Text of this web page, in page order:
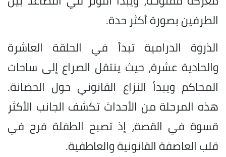
الطرفين بصورة أكثر حدة.
الذروة الدرامية تبدأ في الحلقة العاشرة
والحادية عشرة، حيث ينتقل الصراع إلى ساحات
المحاكم ويبدأ النزاع القانوني حول الحضانة.
هذه المرحلة من الأحداث تكشف الجانب الأكثر
قسوة في القصة، إذ تصبح الطفلة فرح في
قلب العاصفة القانونية والعاطفية.